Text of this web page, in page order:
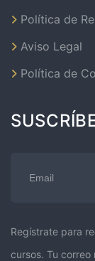
Política de
Aviso Legal
Política de
Regístrate para
cursos. Tu